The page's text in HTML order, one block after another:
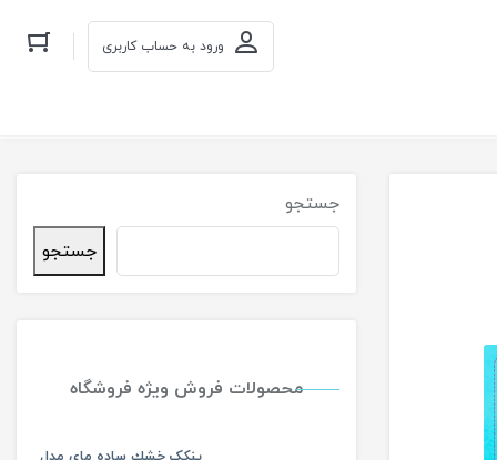
ورود به حساب کاربری
جستجو
جستجو
محصولات فروش ویژه فروشگاه